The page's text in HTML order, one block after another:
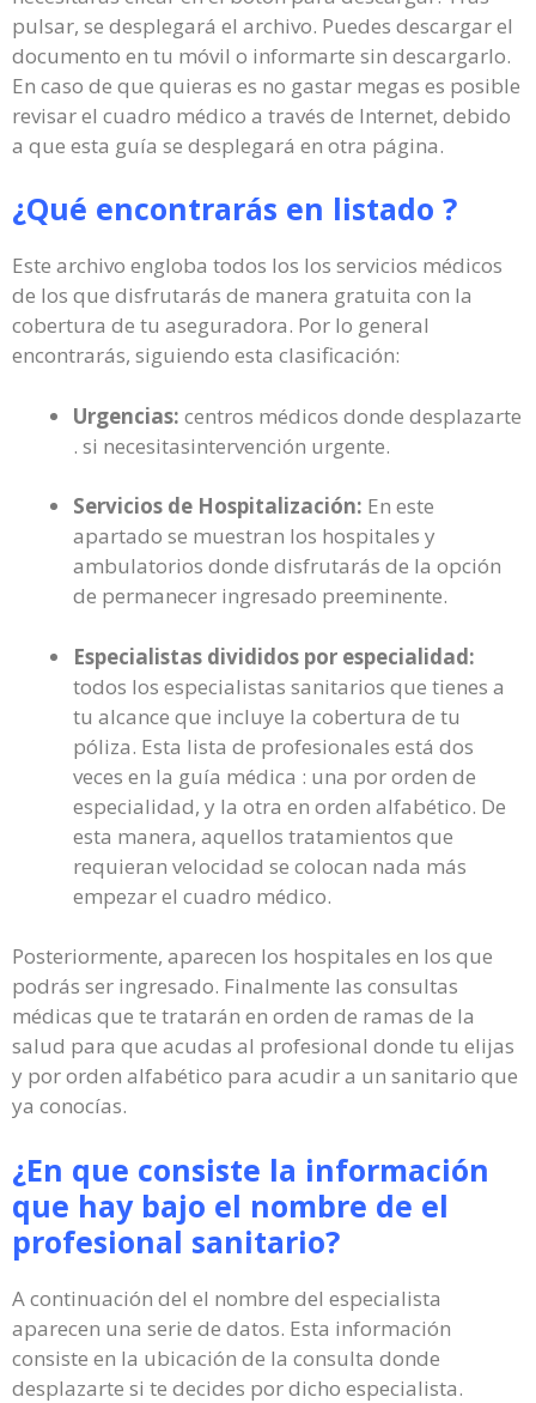
pulsar, se desplegará el archivo. Puedes descargar el
documento en tu móvil o informarte sin descargarlo.
En caso de que quieras es no gastar megas es posible
revisar el cuadro médico a través de Internet, debido
a que esta guía se desplegará en otra página.
¿Qué encontrarás en listado ?
Este archivo engloba todos los los servicios médicos
de los que disfrutarás de manera gratuita con la
cobertura de tu aseguradora. Por lo general
encontrarás, siguiendo esta clasificación:
Urgencias: centros médicos donde desplazarte
. si necesitasintervención urgente.
Servicios de Hospitalización: En este
apartado se muestran los hospitales y
ambulatorios donde disfrutarás de la opción
de permanecer ingresado preeminente.
Especialistas divididos por especialidad:
todos los especialistas sanitarios que tienes a
tu alcance que incluye la cobertura de tu
póliza. Esta lista de profesionales está dos
veces en la guía médica : una por orden de
especialidad, y la otra en orden alfabético. De
esta manera, aquellos tratamientos que
requieran velocidad se colocan nada más
empezar el cuadro médico.
Posteriormente, aparecen los hospitales en los que
podrás ser ingresado. Finalmente las consultas
médicas que te tratarán en orden de ramas de la
salud para que acudas al profesional donde tu elijas
y por orden alfabético para acudir a un sanitario que
ya conocías.
¿En que consiste la información
que hay bajo el nombre de el
profesional sanitario?
A continuación del el nombre del especialista
aparecen una serie de datos. Esta información
consiste en la ubicación de la consulta donde
desplazarte si te decides por dicho especialista.